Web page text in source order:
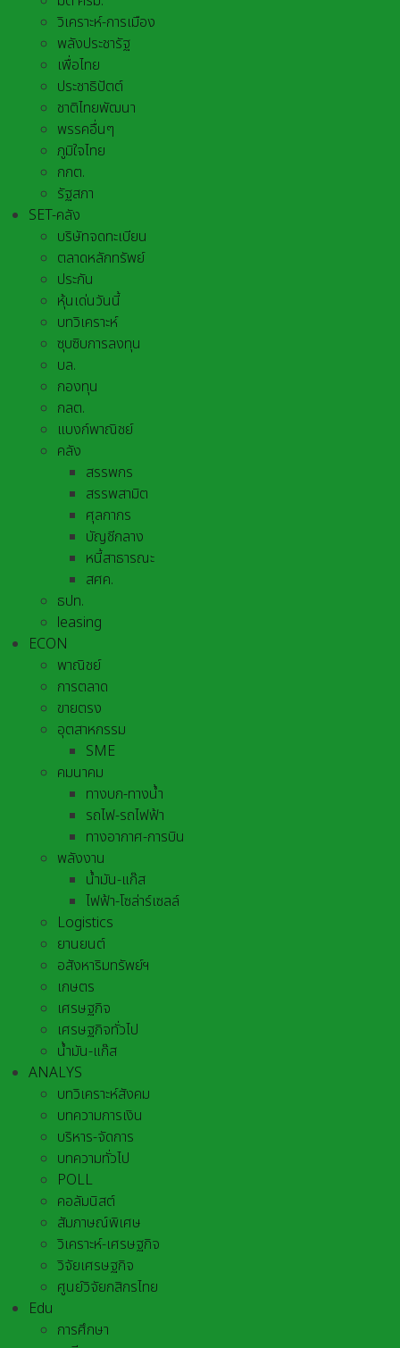
วิเคราะห์-การเมือง
พลังประชารัฐ
เพื่อไทย
ประชาธิปัตต์
ชาติไทยพัฒนา
พรรคอื่นๆ
ภูมิใจไทย
กกต.
รัฐสภา
SET-คลัง
บริษัทจดทะเบียน
ตลาดหลักทรัพย์
ประกัน
หุ้นเด่นวันนี้
บทวิเคราะห์
ซุบซิบการลงทุน
บล.
กองทุน
กลต.
แบงก์พาณิชย์
คลัง
สรรพกร
สรรพสามิต
ศุลกากร
บัญชีกลาง
หนี้สาธารณะ
สศค.
ธปท.
leasing
ECON
พาณิชย์
การตลาด
ขายตรง
อุตสาหกรรม
SME
คมนาคม
ทางบก-ทางน้ำ
รถไฟ-รถไฟฟ้า
ทางอากาศ-การบิน
พลังงาน
น้ำมัน-แก๊ส
ไฟฟ้า-โซล่าร์เซลล์
Logistics
ยานยนต์
อสังหาริมทรัพย์ฯ
เกษตร
เศรษฐกิจ
เศรษฐกิจทั่วไป
น้ำมัน-แก๊ส
ANALYS
บทวิเคราะห์สังคม
บทความการเงิน
บริหาร-จัดการ
บทความทั่วไป
POLL
คอลัมนิสต์
สัมภาษณ์พิเศษ
วิเคราะห์-เศรษฐกิจ
วิจัยเศรษฐกิจ
ศูนย์วิจัยกสิกรไทย
Edu
การศึกษา